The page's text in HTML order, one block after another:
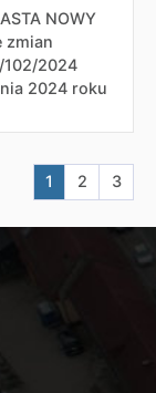
NOWY
zmian
102/2024
2024 roku
Aktualna
1 Przejdź
2 3